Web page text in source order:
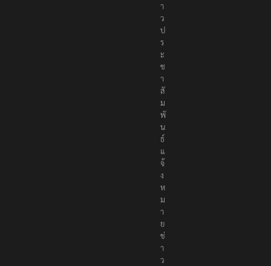
า
ว
ป
ร
ะ
ช
า
สั
ม
พั
น
ธ์
แ
จ้
ง
ห
ม
า
ย
ข่
า
ว